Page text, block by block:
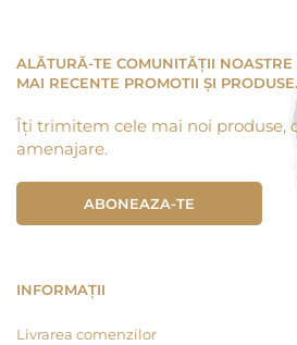
ALĂTURĂ-TE COMUNITĂȚII
MAI RECENTE PROMOTII ȘI PRODUSE.
Îți trimitem cele mai noi produse,
amenajare.
ABONEAZA-TE
INFORMAȚII
Livrarea comenzilor